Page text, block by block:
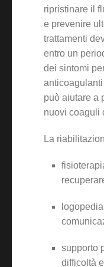
ripristinare il
e prevenire
trattamenti
entro un
dei sintomi
può aiutare a
nuovi coaguli
La
supporto
difficoltà